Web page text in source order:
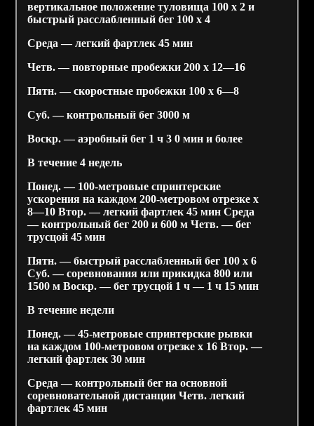
вертикальное положение туловища 100 х 2 и
быстрый расслабленный бег 100 х 4
Среда — легкий фартлек 45 мин
Четв. — повторные пробежки 200 х 12—16
Пятн. — скоростные пробежки 100 х 6—8
Суб. — контрольный бег 3000 м
Воскр. — аэробный бег 1 ч 3 0 мин и более
В течение 4 недель
Понед. — 100-метровые спринтерские
ускорения на каждом 200-метровом отрезке х
8—10 Втор. — легкий фартлек 45 мин Среда
— контрольный бег 200 и 600 м Четв. — бег
трусцой 45 мин
Пятн. — быстрый расслабленный бег 100 х 6
Суб. — соревнования или прикидка 800 или
1500 м Воскр. — бег трусцой 1 ч — 1 ч 15 мин
В течение недели
Понед. — 45-метровые спринтерские рывки
на каждом 100-метровом отрезке х 16 Втор. —
легкий фартлек 30 мин
Среда — контрольный бег на основной
соревновательной дистанции Четв. легкий
фартлек 45 мин